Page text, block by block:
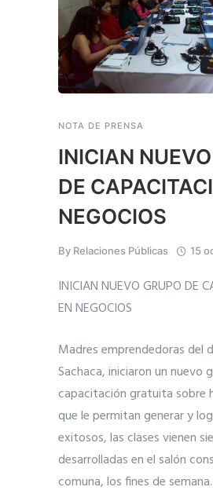
NOTA DE PRENSA
INICIAN
DE
NEGOCIOS
By Relaciones Públicas 15
INICIAN NUEVO GRUPO DE
EN NEGOCIOS
Madres emprendedoras del
Sachaca, iniciaron un nuevo
capacitación gratuita sobre
que le permitan generar y
exitosos, las clases vienen
desarrolladas en el salón
comuna, los fines de semana.